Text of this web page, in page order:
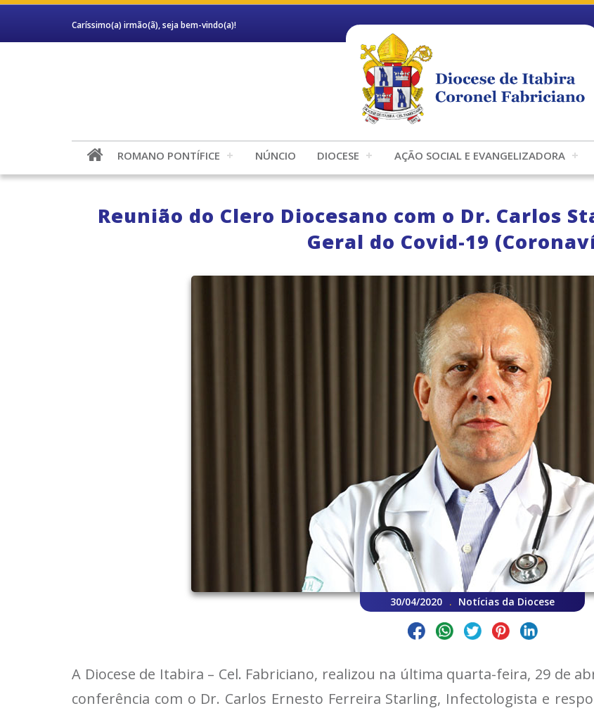
Caríssimo(a) irmão(ã), seja bem-vindo(a)!
ROMANO PONTÍFICE NÚNCIO DIOCESE AÇÃO SOCIAL E EVANGELIZADORA
Reunião do Clero Diocesano com o Dr. Carlos
Geral do Covid-19
30/04/2020 . Notícias da Diocese
A Diocese de Itabira – Cel. Fabriciano, realizou na última quarta-feira, 29 de
conferência com o Dr. Carlos Ernesto Ferreira Starling, Infectologista e